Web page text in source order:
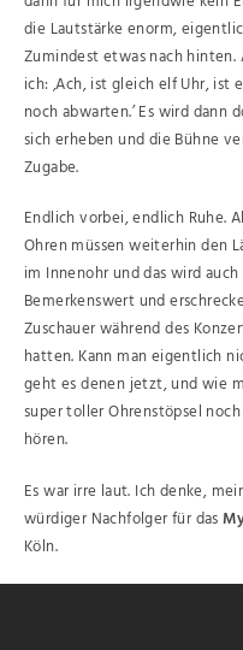
die Lautstärke enorm,
Zumindest etwas nach hinten.
ich: ‚Ach, ist gleich elf Uhr, ist
noch abwarten.’ Es wird dann
sich erheben und die Bühne
Zugabe.
Endlich vorbei, endlich Ruhe.
Ohren müssen weiterhin den
im Innenohr und das wird
Bemerkenswert und
Zuschauer während des
hatten. Kann man eigentlich
geht es denen jetzt, und wie
super toller Ohrenstöpsel
hören.
Es war irre laut. Ich denke,
würdiger Nachfolger für das
Köln.